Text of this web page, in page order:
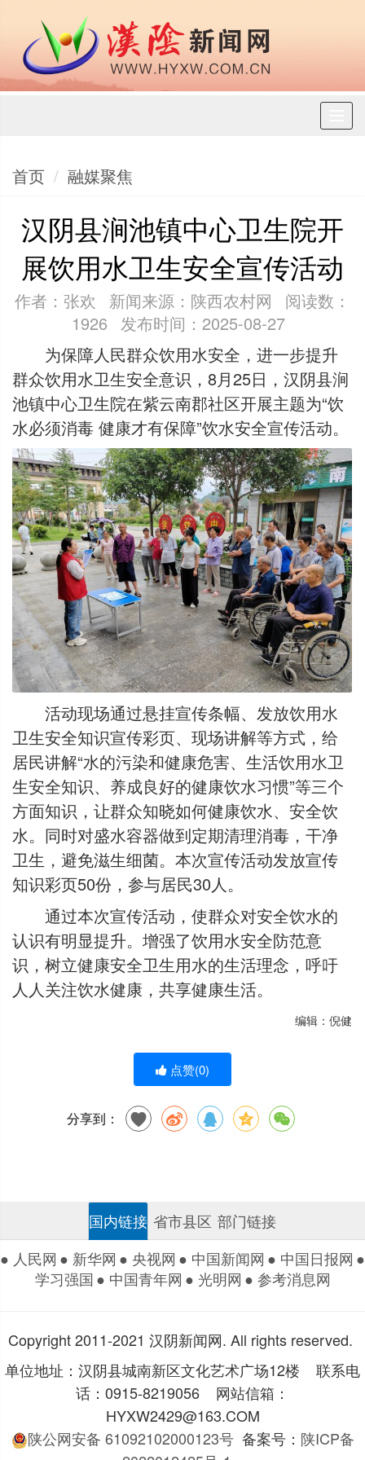
首页 融媒聚焦
汉阴县涧池镇中心卫生院开
展饮用水卫生安全宣传活动
作者：张欢 新闻来源：陕西农村网
阅读数：
1926 发布时间：2025-08-27
为保障人民群众饮用水安全，进一步提升
群众饮用水卫生安全意识，8月25日，汉阴县涧
池镇中心卫生院在紫云南郡社区开展主题为“饮
水必须消毒 健康才有保障”饮水安全宣传活动。
活动现场通过悬挂宣传条幅、发放饮用水
卫生安全知识宣传彩页、现场讲解等方式，给
居民讲解“水的污染和健康危害、生活饮用水卫
生安全知识、养成良好的健康饮水习惯”等三个
方面知识，让群众知晓如何健康饮水、安全饮
水。同时对盛水容器做到定期清理消毒，干净
卫生，避免滋生细菌。本次宣传活动发放宣传
知识彩页50份，参与居民30人。
通过本次宣传活动，使群众对安全饮水的
认识有明显提升。增强了饮用水安全防范意
识，树立健康安全卫生用水的生活理念，呼吁
人人关注饮水健康，共享健康生活。
编辑：倪健
点赞(0)
分享到：
国内链接 省市县区 部门链接
● 人民网 ● 新华网 ● 央视网 ● 中国新闻网 ● 中国日报网 ●
学习强国● 中国青年网 ● 光明网 ● 参考消息网
Copyright 2011-2021 汉阴新闻网. All rights reserved.
单位地址：汉阴县城南新区文化艺术广场12楼 联系电
话：0915-8219056 网站信箱：
HYXW2429@163.COM
陕公网安备 61092102000123号备案号： 陕ICP备